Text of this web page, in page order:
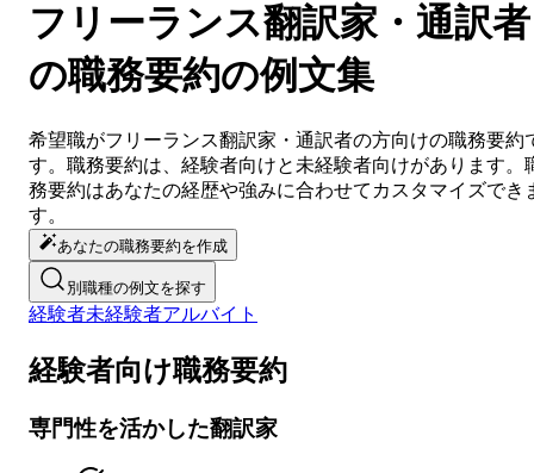
フリーランス翻訳家・通訳者
の職務要約の例文集
希望職がフリーランス翻訳家・通訳者の方向けの職務要約
す。 職務要約は、経験者向けと未経験者向けがあります。
務要約はあなたの経歴や強みに合わせてカスタマイズでき
す。
あなたの職務要約を作成
別職種の例文を探す
経験者未経験者アルバイト
経験者向け職務要約
専門性を活かした翻訳家